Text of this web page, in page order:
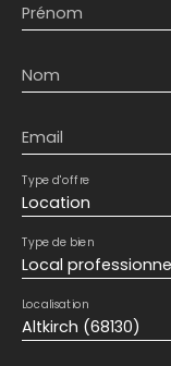
Prénom
Nom
Email
Location
Type d'offre
Local
Type de bien
Altkirch (68130)
Localisation